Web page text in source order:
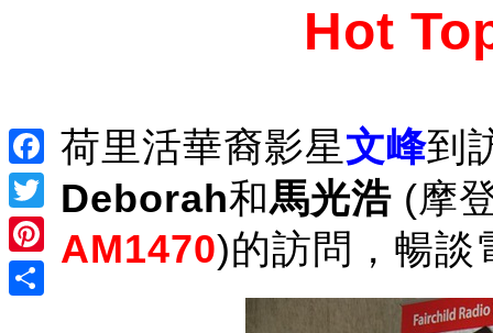
Facebook
Twitter
Pinterest
Hot
荷里活華裔影星文峰到
Deborah和馬光浩 (摩
AM1470)的訪問，暢談